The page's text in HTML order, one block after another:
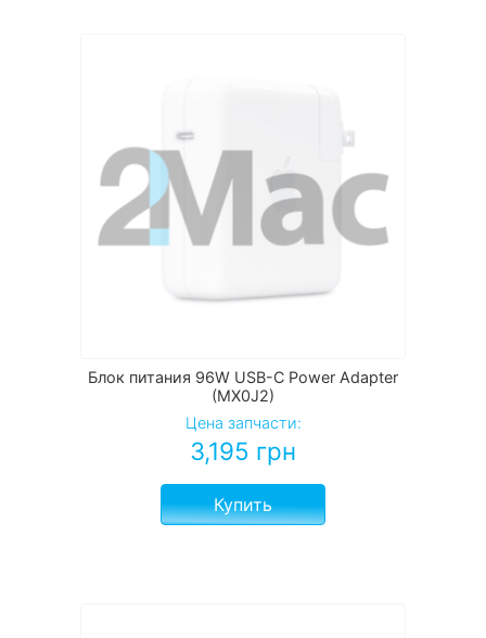
Блок питания 96W USB-C Power Adapter
(MX0J2)
Цена запчасти:
3,195 грн
Купить